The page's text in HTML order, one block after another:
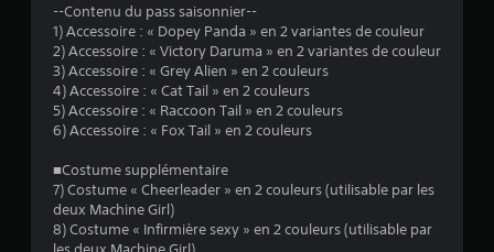
9
é
t
--Contenu du pass saisonnier--
1) Accessoire : « Dopey Panda » en 2 variantes de couleur
2) Accessoire : « Victory Daruma » en 2 variantes de couleur
3) Accessoire : « Grey Alien » en 2 couleurs
4) Accessoire : « Cat Tail » en 2 couleurs
5) Accessoire : « Raccoon Tail » en 2 couleurs
6) Accessoire : « Fox Tail » en 2 couleurs
■Costume supplémentaire
7) Costume « Cheerleader » en 2 couleurs (utilisable par les
deux Machine Girl)
8) Costume « Infirmière sexy » en 2 couleurs (utilisable par